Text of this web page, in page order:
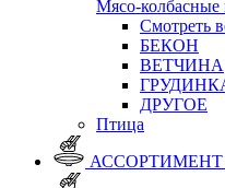
Мясо-колбасные
Смотреть
БЕКОН
ВЕТЧИНА
ДРУГОЕ
Птица